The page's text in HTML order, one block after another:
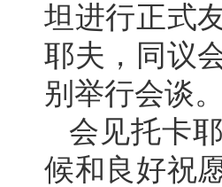
坦进行正式
耶夫，同议
别举行会谈。
会见托卡
候和良好祝